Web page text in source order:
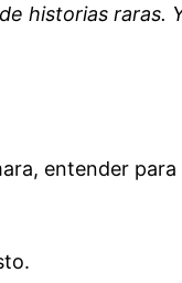
historias raras.
entender